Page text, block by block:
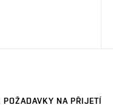
POŽADAVKY NA PŘIJETÍ